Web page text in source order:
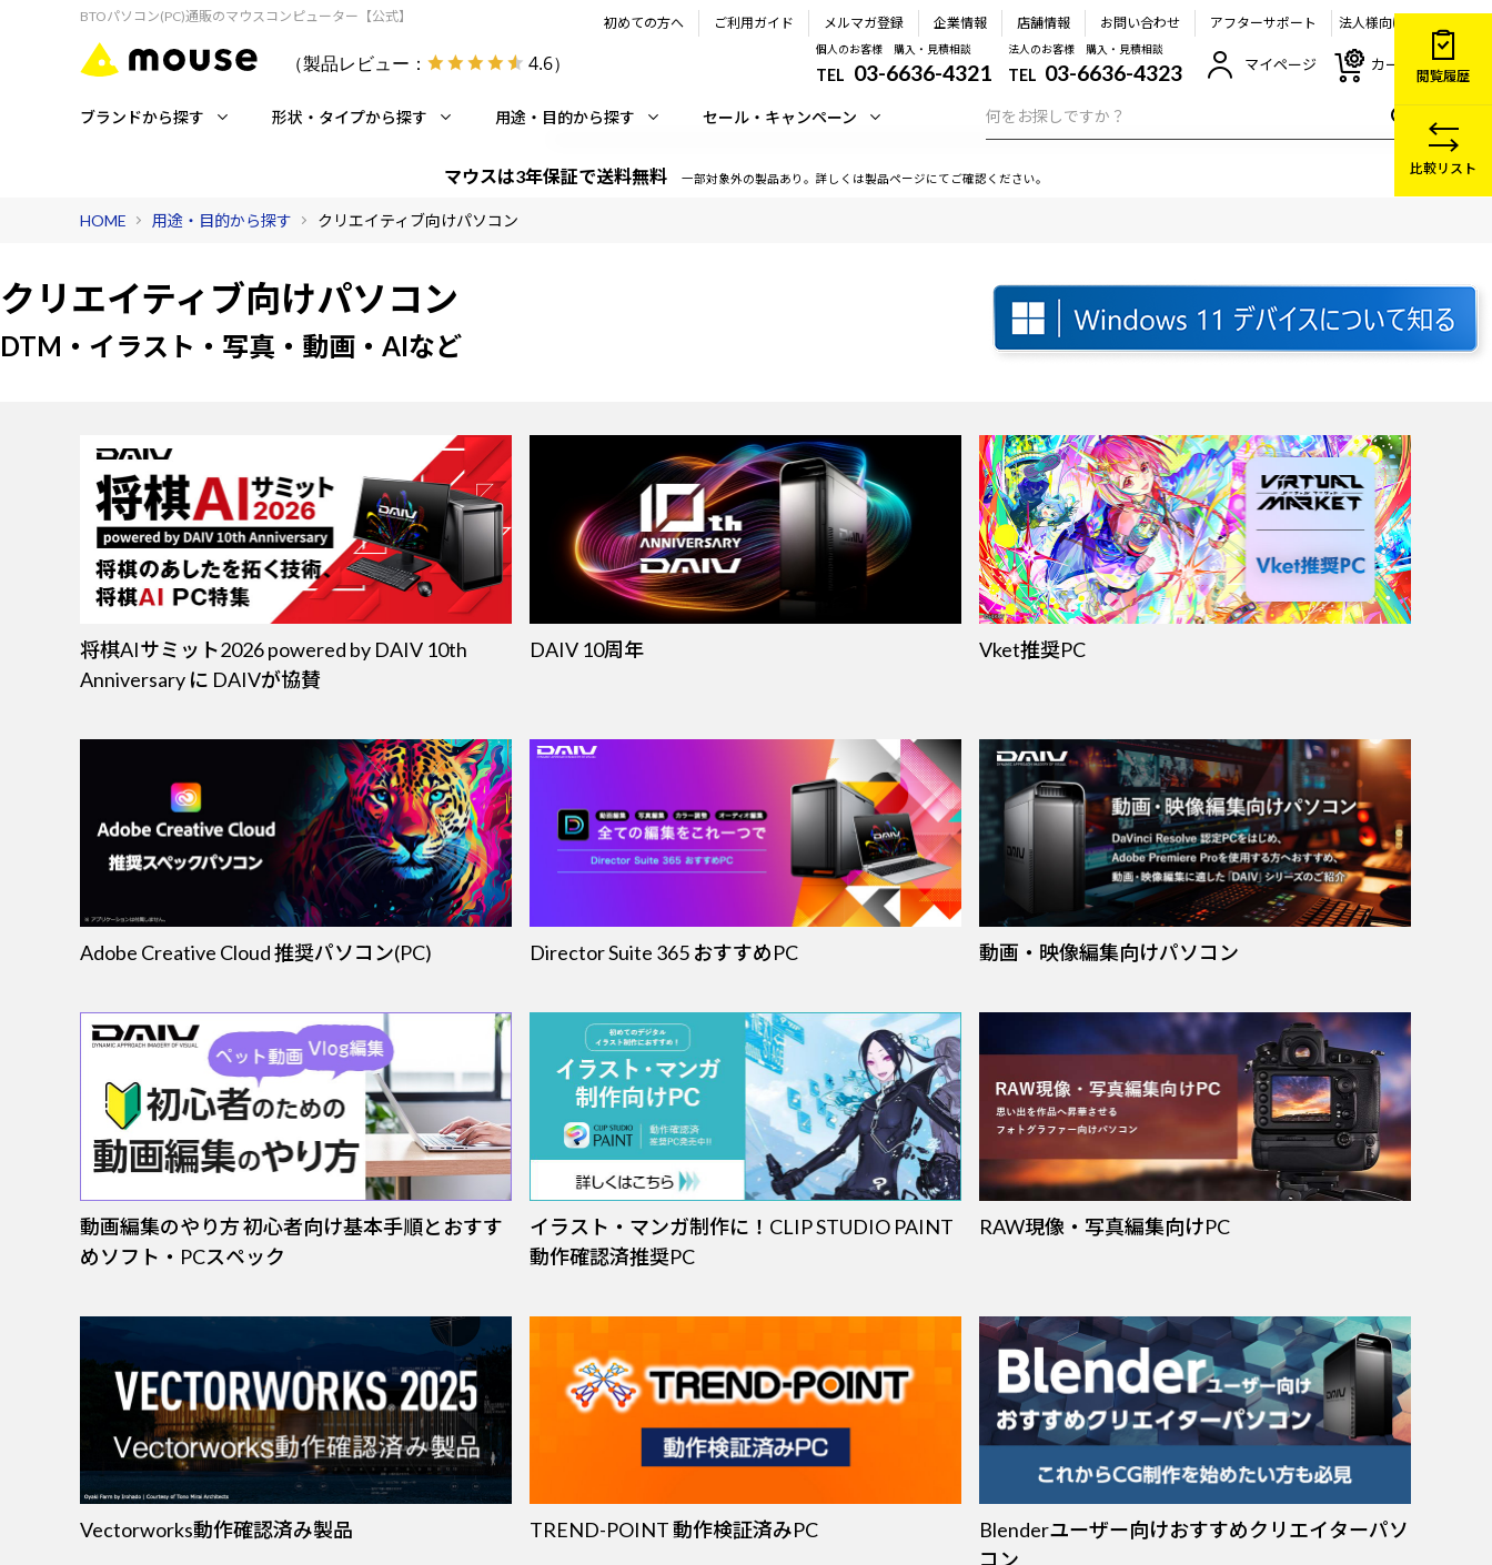
BTOパソコン(PC)通販のマウスコンピューター【公式】
（製品レビュー： 4.6）
初めての方へ ご利用ガイド メルマガ登録 企業情報 店舗情報 お問い合わせ アフターサポート 法人様向け
個人のお客様 購入・見積相談
TEL 03-6636-4321
法人のお客様 購入・見積相談
TEL 03-6636-4323 マイページ カート
ブランドから探す 形状・タイプから探す 用途・目的から探す セール・キャンペーン
マウスは3年保証で送料無料 一部対象外の製品あり。詳しくは製品ページにてご確認ください。
HOME 用途・目的から探す クリエイティブ向けパソコン
クリエイティブ向けパソコン
DTM・イラスト・写真・動画・AIなど
将棋AIサミット2026 powered by DAIV 10th
Anniversary に DAIVが協賛
DAIV 10周年 Vket推奨PC
Adobe Creative Cloud 推奨パソコン(PC) Director Suite 365 おすすめPC 動画・映像編集向けパソコン
動画編集のやり方 初心者向け基本手順とおすす
めソフト・PCスペック
イラスト・マンガ制作に！CLIP STUDIO PAINT
動作確認済推奨PC
RAW現像・写真編集向けPC
Vectorworks動作確認済み製品 TREND-POINT 動作検証済みPC
Blenderユーザー向けおすすめクリエイターパソ
コン
閲覧履歴
比較リスト